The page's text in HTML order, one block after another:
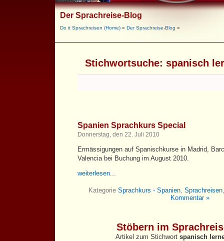
Der Sprachreise-Blog
Do it Sprachreisen (Home) » Der Sprachreise-Blog »
Stichwortsuche: spanisch
Spanien Sprachkurs Special
Donnerstag, den 22. Juli 2010
Ermässigungen auf Spanischkurse in Madrid,
Valencia bei Buchung im August 2010.
weiterlesen...
Kategorie Sprachkurs - Spanien, Sprachreisen
Kommentar »
Stöbern im
Artikel zum Stichwort spanisch